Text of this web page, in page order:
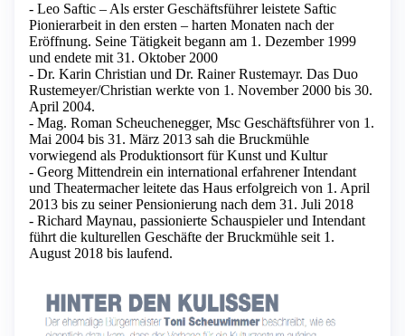
- Leo Saftic – Als erster Geschäftsführer leistete Saftic
Pionierarbeit in den ersten – harten Monaten nach der
Eröffnung. Seine Tätigkeit begann am 1. Dezember 1999
und endete mit 31. Oktober 2000
- Dr. Karin Christian und Dr. Rainer Rustemayr. Das Duo
Rustemeyer/Christian werkte von 1. November 2000 bis 30.
April 2004.
- Mag. Roman Scheuchenegger, Msc Geschäftsführer von 1.
Mai 2004 bis 31. März 2013 sah die Bruckmühle
vorwiegend als Produktionsort für Kunst und Kultur
- Georg Mittendrein ein international erfahrener Intendant
und Theatermacher leitete das Haus erfolgreich von 1. April
2013 bis zu seiner Pensionierung nach dem 31. Juli 2018
- Richard Maynau, passionierte Schauspieler und Intendant
führt die kulturellen Geschäfte der Bruckmühle seit 1.
August 2018 bis laufend.